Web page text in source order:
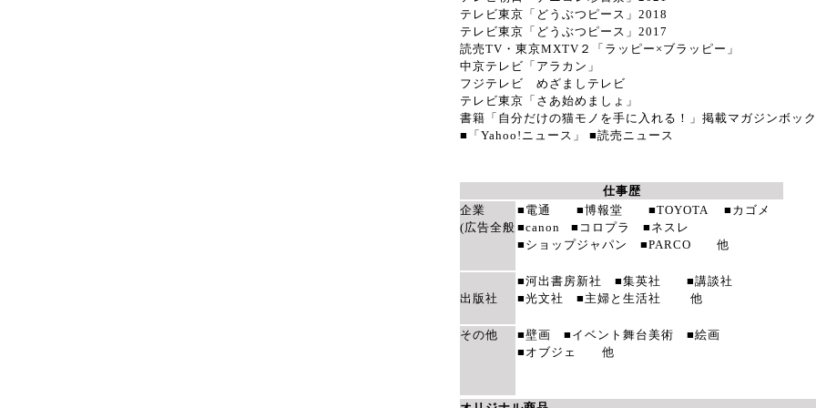
テレビ東京「どうぶつピース」2018
テレビ東京「どうぶつピース」2017
読売TV・東京MXTV２「ラッピー×ブラッピー」
中京テレビ「アラカン」
フジテレビ めざましテレビ
テレビ東京「さあ始めましょ」
書籍「自分だけの猫モノを手に入れる！」掲載マガジンボッ
■「Yahoo!ニュース」 ■読売ニュース
仕事歴
企業
(広告全般
■電通 ■博報堂 ■TOYOTA ■カゴメ
■canon ■コロプラ ■ネスレ
■ショップジャパン ■PARCO 他
出版社
■河出書房新社 ■集英社 ■講談社
■光文社 ■主婦と生活社 他
その他
■壁画 ■イベント舞台美術 ■絵画
■オブジェ 他